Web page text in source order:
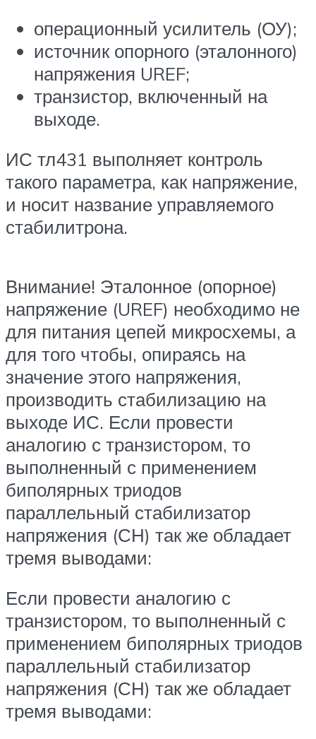
операционный усилитель (ОУ);
источник опорного (эталонного)
напряжения UREF;
транзистор, включенный на
выходе.
ИС тл431 выполняет контроль
такого параметра, как напряжение,
и носит название управляемого
стабилитрона.
Внимание! Эталонное (опорное)
напряжение (UREF) необходимо не
для питания цепей микросхемы, а
для того чтобы, опираясь на
значение этого напряжения,
производить стабилизацию на
выходе ИС. Если провести
аналогию с транзистором, то
выполненный с применением
биполярных триодов
параллельный стабилизатор
напряжения (СН) так же обладает
тремя выводами:
Если провести аналогию с
транзистором, то выполненный с
применением биполярных триодов
параллельный стабилизатор
напряжения (СН) так же обладает
тремя выводами: